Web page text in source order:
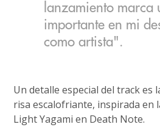
lanzamiento marca
importante en mi
como artista".
Un detalle especial del track es
risa escalofriante, inspirada en
Light Yagami en Death Note.